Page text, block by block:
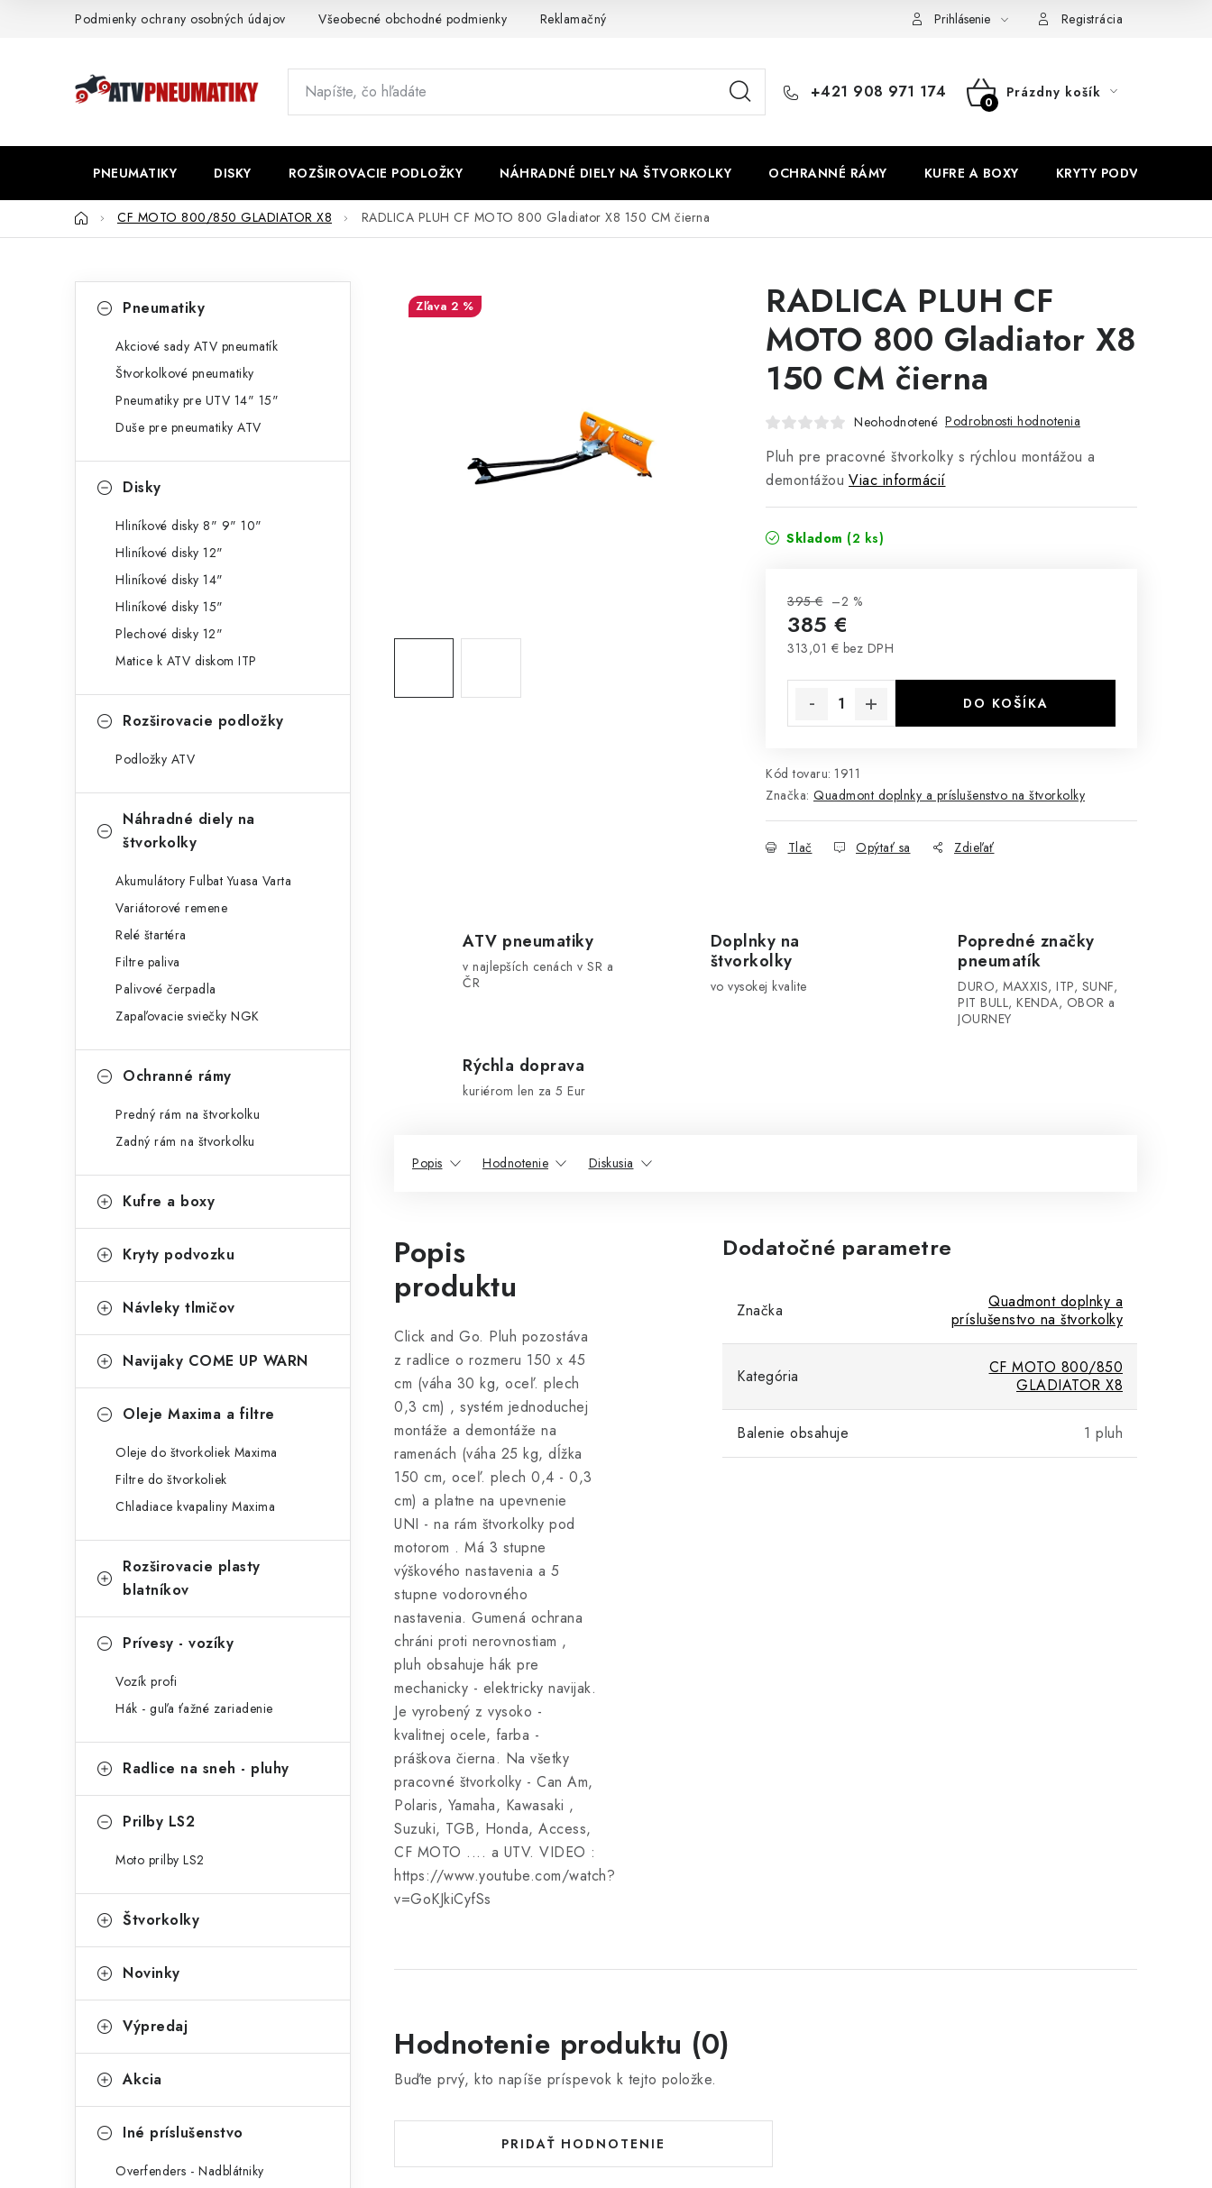
Podmienky ochrany osobných údajov Všeobecné obchodné podmienky Reklamačný poriadok - formulár Prihlásenie Registrácia
+421 908 971 174
NÁKUPNÝ
Prázdny košík
PNEUMATIKY DISKY ROZŠIROVACIE PODLOŽKY NÁHRADNÉ DIELY NA ŠTVORKOLKY OCHRANNÉ RÁMY KUFRE A BOXY KRYTY PODVOZKU
DomovCF MOTO 800/850 GLADIATOR X8 RADLICA PLUH CF MOTO 800 Gladiator X8 150 CM čierna
p
kategóriePneumatiky
Akciové sady ATV pneumatík
Štvorkolkové pneumatiky
Pneumatiky pre UTV 14" 15"
Duše pre pneumatiky ATV
Disky
Hliníkové disky 8" 9" 10"
Hliníkové disky 12"
Hliníkové disky 14"
Hliníkové disky 15"
Plechové disky 12"
Matice k ATV diskom ITP
Rozširovacie podložky
Podložky ATV
Náhradné diely na
štvorkolky
Akumulátory Fulbat Yuasa Varta
Variátorové remene
Relé štartéra
Filtre paliva
Palivové čerpadla
Zapaľovacie sviečky NGK
Ochranné rámy
Predný rám na štvorkolku
Zadný rám na štvorkolku
Kufre a boxy
Kryty podvozku
Návleky tlmičov
Navijaky COME UP WARN
Oleje Maxima a filtre
Oleje do štvorkoliek Maxima
Filtre do štvorkoliek
Chladiace kvapaliny Maxima
Rozširovacie plasty
blatníkov
Prívesy - vozíky
Vozík profi
Hák - guľa ťažné zariadenie
Radlice na sneh - pluhy
Prilby LS2
Moto prilby LS2
Štvorkolky
Novinky
Výpredaj
Akcia
Iné príslušenstvo
Overfenders - Nadblátniky
RADLICA PLUH CF
MOTO 800 Gladiator X8
150 CM čierna
Neohodnotené Podrobnosti hodnotenia
Pluh pre pracovné štvorkolky s rýchlou montážou a
demontážou Viac informácií
Skladom (2 ks)
395 € –2 %
385 €
313,01 € bez DPH
DO KOŠÍKA
Kód tovaru: 1911
Značka: Quadmont doplnky a príslušenstvo na štvorkolky
Tlač Opýtať sa Zdieľať
2 %
ATV pneumatiky
v najlepších cenách v SR a
ČR
Doplnky na
štvorkolky
vo vysokej kvalite
Popredné značky
pneumatík
DURO, MAXXIS, ITP, SUNF,
PIT BULL, KENDA, OBOR a
JOURNEY
Rýchla doprava
kuriérom len za 5 Eur
Popis Hodnotenie Diskusia
Popis
produktu
Click and Go. Pluh pozostáva
z radlice o rozmeru 150 x 45
cm (váha 30 kg, oceľ. plech
0,3 cm) , systém jednoduchej
montáže a demontáže na
ramenách (váha 25 kg, dĺžka
150 cm, oceľ. plech 0,4 - 0,3
cm) a platne na upevnenie
UNI - na rám štvorkolky pod
motorom . Má 3 stupne
výškového nastavenia a 5
stupne vodorovného
nastavenia. Gumená ochrana
chráni proti nerovnostiam ,
pluh obsahuje hák pre
mechanicky - elektricky navijak.
Je vyrobený z vysoko -
kvalitnej ocele, farba -
práškova čierna. Na všetky
pracovné štvorkolky - Can Am,
Polaris, Yamaha, Kawasaki ,
Suzuki, TGB, Honda, Access,
CF MOTO .... a UTV. VIDEO :
https://www.youtube.com/watch?
v=GoKJkiCyfSs
Dodatočné parametre
Značka
Quadmont doplnky a
príslušenstvo na štvorkolky
Kategória
CF MOTO 800/850
GLADIATOR X8
Balenie obsahuje 1 pluh
Hodnotenie produktu (0)
Buďte prvý, kto napíše príspevok k tejto položke.
PRIDAŤ HODNOTENIE